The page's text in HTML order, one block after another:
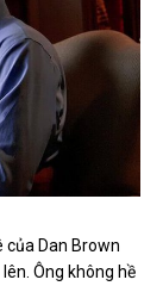
Dan Brown
Ông không hề